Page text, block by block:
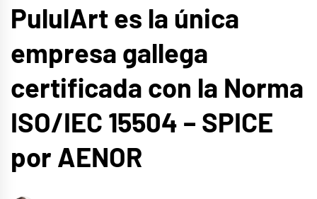
PululArt es la única
empresa gallega
certificada con la Norma
ISO/IEC 15504 – SPICE
por AENOR